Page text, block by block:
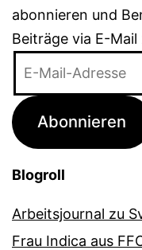
abonnieren und
Beiträge via E-
Adresse
Abonnieren
Blogroll
Arbeitsjournal zu
Frau Indica aus